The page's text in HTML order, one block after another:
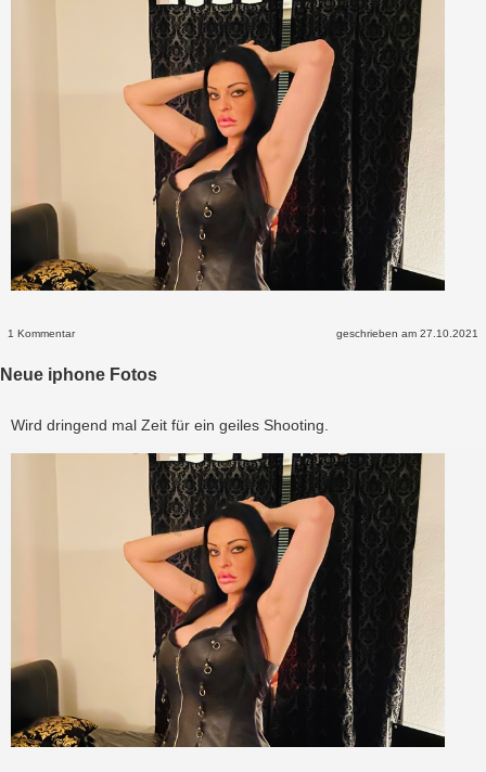
1 Kommentar geschrieben am 27.10.2021
Neue iphone Fotos
Wird dringend mal Zeit für ein geiles Shooting.